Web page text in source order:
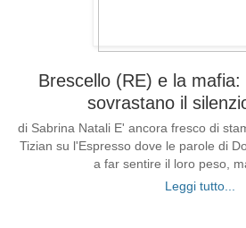
Brescello (RE) e la mafia:
sovrastano il
di Sabrina Natali E' ancora fresco di
Tizian su l'Espresso dove le parole di
a far sentire il loro peso,
Leggi tutto...